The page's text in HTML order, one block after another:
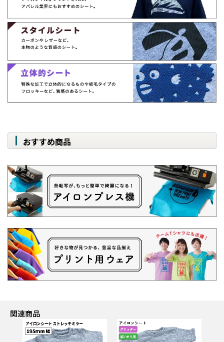
おすすめ商品
関連商品